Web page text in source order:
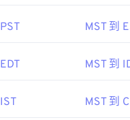
MST 到
MST 到
MST 到